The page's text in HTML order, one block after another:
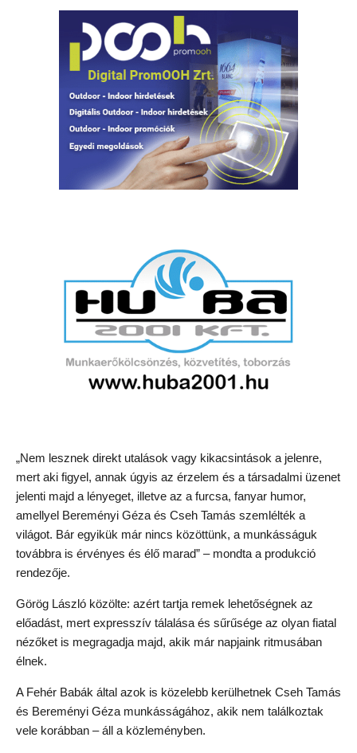
„Nem lesznek direkt utalások vagy kikacsintások a jelenre,
mert aki figyel, annak úgyis az érzelem és a társadalmi üzenet
jelenti majd a lényeget, illetve az a furcsa, fanyar humor,
amellyel Bereményi Géza és Cseh Tamás szemlélték a
világot. Bár egyikük már nincs közöttünk, a munkásságuk
továbbra is érvényes és élő marad” – mondta a produkció
rendezője.
Görög László közölte: azért tartja remek lehetőségnek az
előadást, mert expresszív tálalása és sűrűsége az olyan fiatal
nézőket is megragadja majd, akik már napjaink ritmusában
élnek.
A Fehér Babák által azok is közelebb kerülhetnek Cseh Tamás
és Bereményi Géza munkásságához, akik nem találkoztak
vele korábban – áll a közleményben.